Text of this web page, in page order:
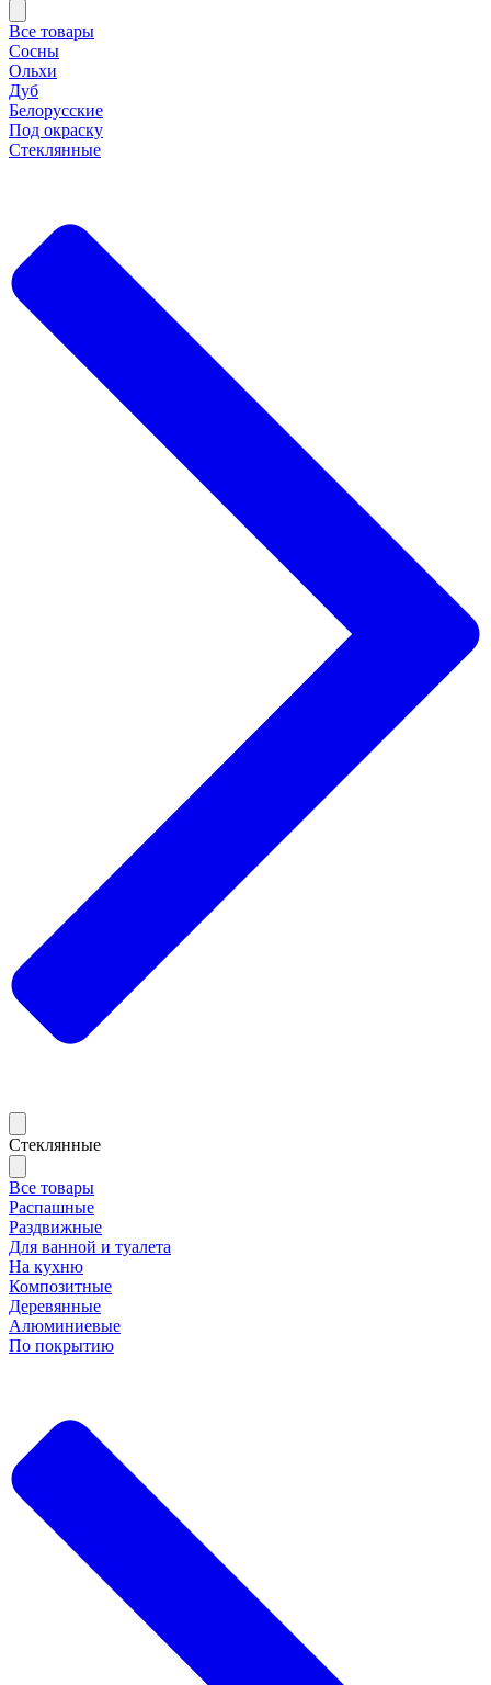
Все товары
Сосны
Ольхи
Дуб
Белорусские
Под окраску
Стеклянные
Стеклянные
Все товары
Распашные
Раздвижные
Для ванной и туалета
На кухню
Композитные
Деревянные
Алюминиевые
По покрытию